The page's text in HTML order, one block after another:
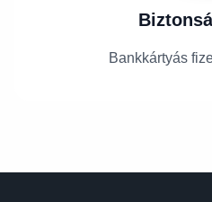
Bankkártyás